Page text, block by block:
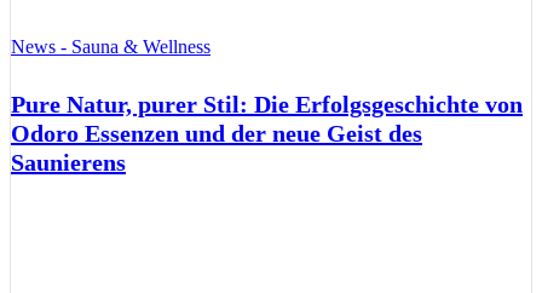
News - Sauna & Wellness
Pure Natur, purer Stil: Die Erfolgsgeschichte von
Odoro Essenzen und der neue Geist des
Saunierens